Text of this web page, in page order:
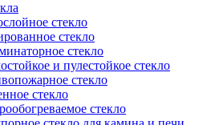
стекло
стекло
стекло
и пулестойкое стекло
стекло
стекло
стекло